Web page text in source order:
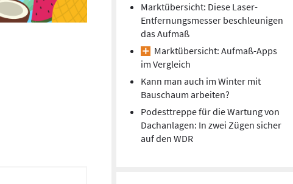
Marktübersicht: Diese Laser-
Entfernungsmesser beschleunigen
das Aufmaß
Marktübersicht: Aufmaß-Apps
im Vergleich
Kann man auch im Winter mit
Bauschaum arbeiten?
Podesttreppe für die Wartung von
Dachanlagen: In zwei Zügen sicher
auf den WDR